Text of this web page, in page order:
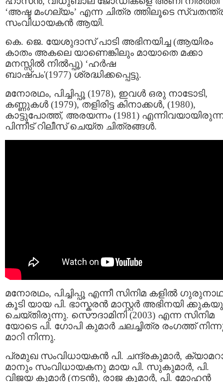
‘അഷ്ട മംഗല്യം’ എന്ന ചിത്ര ത്തിലൂടെ
സംവിധായകന്‍ ആയി.
കെ. ജെ. യേശുദാസ് പാടി അഭിനയിച്ച (ആയിരം
കാതം അകലെ യാണെങ്കിലും മായാതെ മക്കാ
മനസ്സിൽ നിൽപ്പൂ) ‘ഹര്‍ഷ
ബാഷ്പം'(1977) ശ്രദ്ധിക്കപ്പെട്ടു.
മനോരഥം, പിച്ചിപ്പൂ (1978), ഇവള്‍ ഒരു നാടോടി,
കണ്ണുകള്‍ (1979), തളിരിട്ട കിനാക്കള്‍, (1980),
കാട്ടുപോത്ത്, അരയന്നം (1981)
പിന്നീട് റിലീസ് ചെയ്ത ചിത്രങ്ങള്‍.
മനോരഥം, പിച്ചിപ്പൂ എന്നീ സിനിമ കളിൽ
കൂടി യായ പി. ഭാസ്കരൻ മാസ്റ്റർ അഭിനയി
ചെയ്തിരുന്നു. സൌദാമിനി (2003) എന്ന സിനിമ
യോടെ പി. ഗോപി കുമാർ ചലച്ചിത്ര രംഗത്ത്
മാറി നിന്നു.
പ്രമുഖ സംവിധായകന്‍ പി. ചന്ദ്രകുമാര്‍,
മാനും സംവിധായകനു മായ പി. സുകുമാര്‍, പി.
വിജയ കുമാർ (നടൻ), രാജ കുമാർ, പി. മോഹൻ